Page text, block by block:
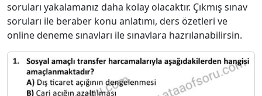
soruları yakalamanız daha kolay olacaktır. Çıkmış sınav
soruları ile beraber konu anlatımı, ders özetleri ve
online deneme sınavları ile sınavlara hazrılanabilirsin.